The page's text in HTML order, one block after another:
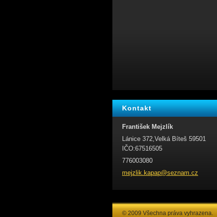
Kontakt
František Mejzlík
Lánice 372,Velká Bíteš 59501
IČO:67516505
776003080
mejzlik. kapap@seznam.cz
© 2009 Všechna práva vyhrazena.